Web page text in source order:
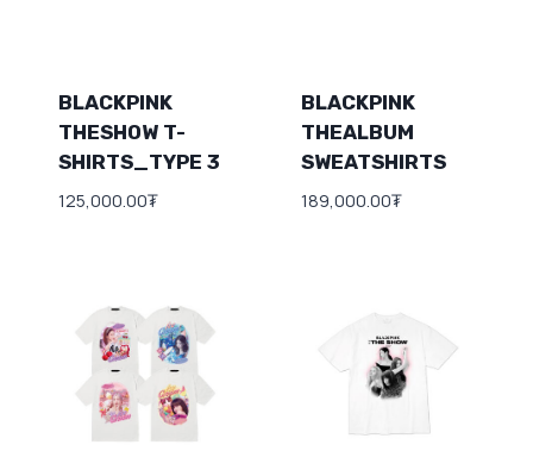
BLACKPINK
THESHOW T-
SHIRTS_TYPE 3
125,000.00₮
BLACKPINK
THEALBUM
SWEATSHIRTS
189,000.00₮